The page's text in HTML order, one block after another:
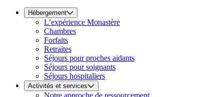
Hébergement
L’expérience Monastère
Chambres
Forfaits
Retraites
Séjours pour proches aidants
Séjours pour soignants
Séjours hospitaliers
Activités et services